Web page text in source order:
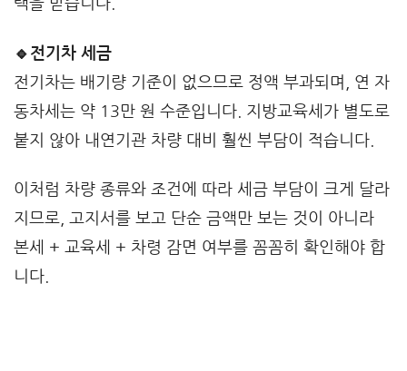
택을 받습니다.
🔹전기차 세금
전기차는 배기량 기준이 없으므로 정액 부과되며, 연 자
동차세는 약 13만 원 수준입니다. 지방교육세가 별도로
붙지 않아 내연기관 차량 대비 훨씬 부담이 적습니다.
이처럼 차량 종류와 조건에 따라 세금 부담이 크게 달라
지므로, 고지서를 보고 단순 금액만 보는 것이 아니라
본세 + 교육세 + 차령 감면 여부를 꼼꼼히 확인해야 합
니다.